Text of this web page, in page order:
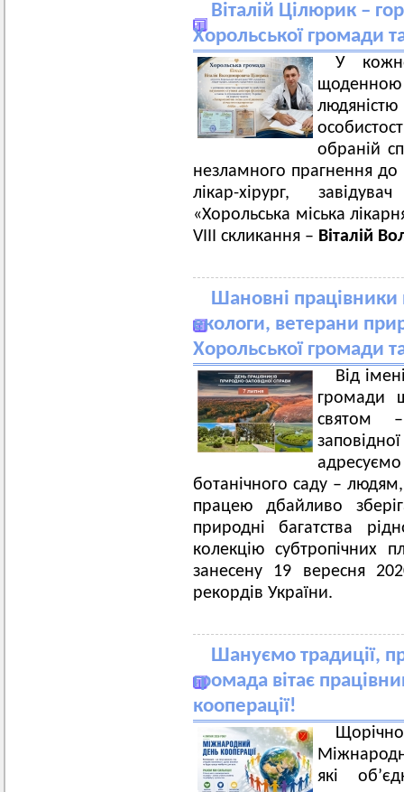
Віталій Цілюрик –
Хорольської громади
У
обраній
незламного прагнення до
лікар-хірург,
«Хорольська міська
VIII скликання – Віталій
Шановні працівники
екологи, ветерани
Хорольської громади
Від
громади
святом
ботанічного саду –
працею дбайливо
природні багатства
колекцію субтропічних
занесену 19 вересня
рекордів України.
Шануємо традиції,
громада вітає
кооперації!
Щорічно
які